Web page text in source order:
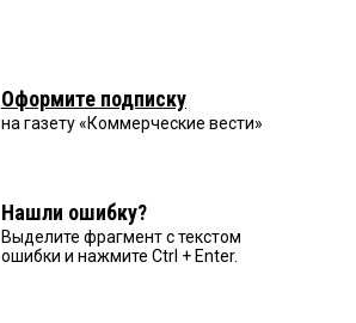
Оформите подписку
на газету «Коммерческие вести»
Нашли ошибку?
Выделите фрагмент с текстом
ошибки и нажмите Ctrl + Enter.